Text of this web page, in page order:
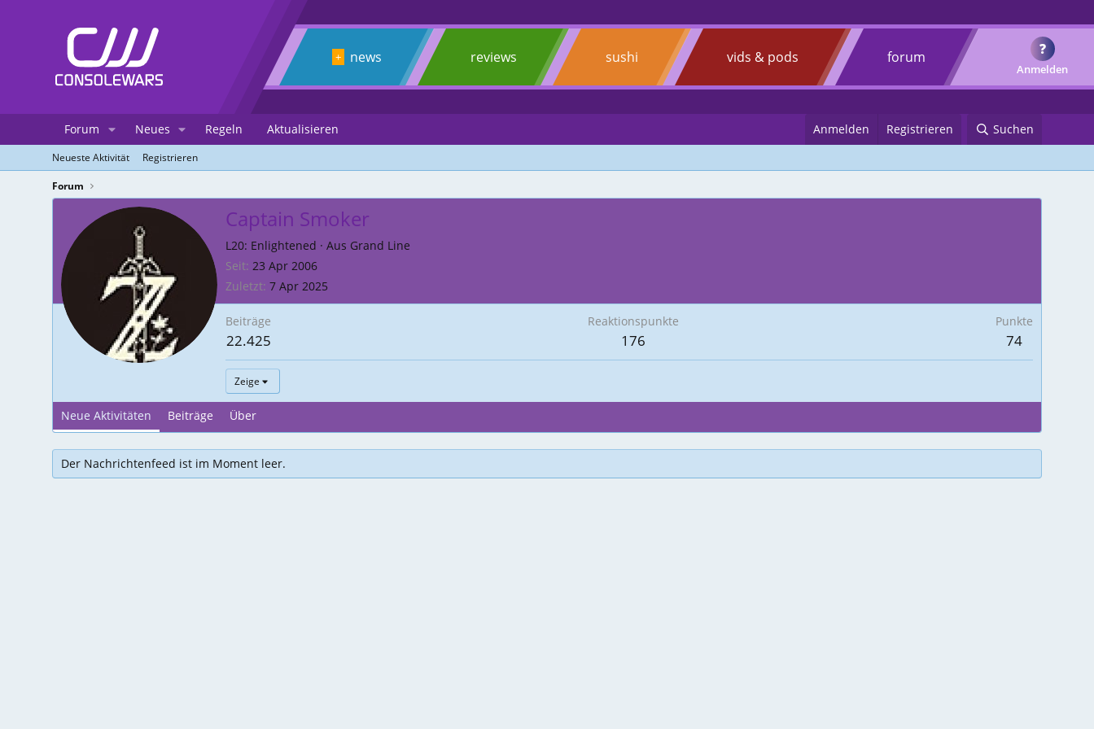
+ news reviews sushi vids & pods forum
Anmelden
?
Forum Neues Regeln Aktualisieren Anmelden Registrieren Suchen
Neueste Aktivität Registrieren
Forum
Captain Smoker
L20: Enlightened · Aus Grand Line
Seit 23 Apr 2006
Zuletzt 7 Apr 2025
Beiträge
22.425
Reaktionspunkte
176
Punkte
74
Zeige
Neue Aktivitäten Beiträge Über
Der Nachrichtenfeed ist im Moment leer.